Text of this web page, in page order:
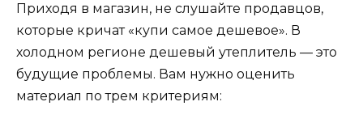
Приходя в магазин, не слушайте продавцов,
которые кричат «купи самое дешевое». В
холодном регионе дешевый утеплитель — это
будущие проблемы. Вам нужно оценить
материал по трем критериям: